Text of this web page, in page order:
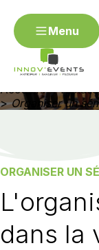
Menu
Menu
Organiser mon
Contact
Angers
Organiser un
d'entreprise RSE
ORGANISER
RSE à
Accueil>
>Organiser un
ORGANISER UN
dans la